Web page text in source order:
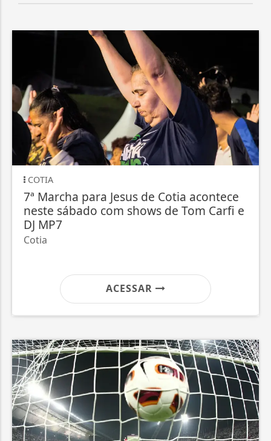
COTIA
7ª Marcha para Jesus de Cotia acontece
neste sábado com shows de Tom Carfi e
DJ MP7
Cotia
ACESSAR